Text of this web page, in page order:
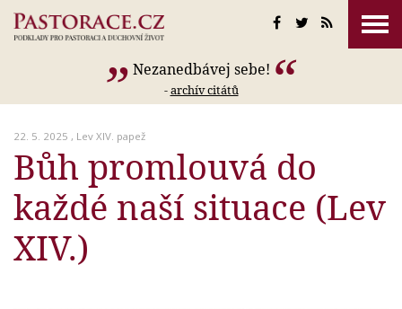
Nezanedbávej sebe!
-archív citátů
22. 5. 2025 , Lev XIV. papež
Bůh promlouvá do
každé naší situace (Lev
XIV.)